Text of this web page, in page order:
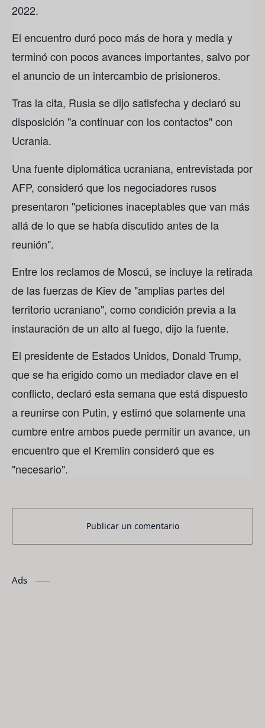
2022.
El encuentro duró poco más de hora y media y
terminó con pocos avances importantes, salvo por
el anuncio de un intercambio de prisioneros.
Tras la cita, Rusia se dijo satisfecha y declaró su
disposición "a continuar con los contactos" con
Ucrania.
Una fuente diplomática ucraniana, entrevistada por
AFP, consideró que los negociadores rusos
presentaron "peticiones inaceptables que van más
allá de lo que se había discutido antes de la
reunión".
Entre los reclamos de Moscú, se incluye la retirada
de las fuerzas de Kiev de "amplias partes del
territorio ucraniano", como condición previa a la
instauración de un alto al fuego, dijo la fuente.
El presidente de Estados Unidos, Donald Trump,
que se ha erigido como un mediador clave en el
conflicto, declaró esta semana que está dispuesto
a reunirse con Putin, y estimó que solamente una
cumbre entre ambos puede permitir un avance, un
encuentro que el Kremlin consideró que es
"necesario".
Publicar un comentario
Ads